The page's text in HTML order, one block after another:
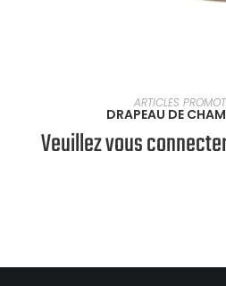
EN SAVOIR
ARTICLES
DRAPEAU DE
Veuillez vous